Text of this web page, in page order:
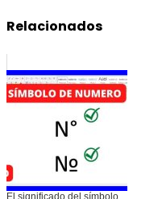
Relacionados
El significado del símbolo